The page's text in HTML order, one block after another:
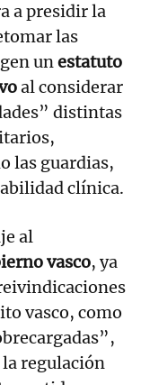
a presidir la
las
unestatuto
al considerar
distintas
las guardias,
clínica.
al
vasco, ya
vasco, como
regulación